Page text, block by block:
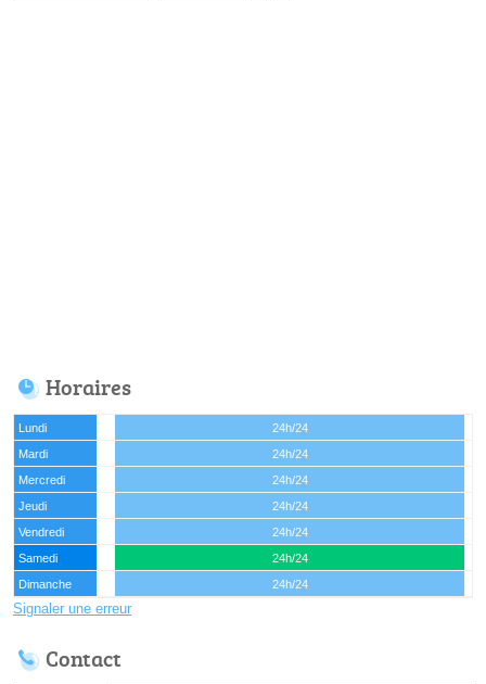
Horaires
Lundi
24h/24
Mardi
24h/24
Mercredi
24h/24
Jeudi
24h/24
Vendredi
24h/24
Samedi
24h/24
Dimanche
24h/24
Signaler une erreur
Contact